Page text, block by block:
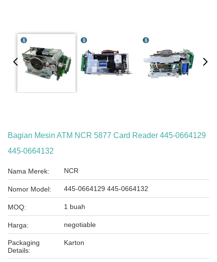
Bagian Mesin ATM NCR 5877 Card Reader 445-0664129
445-0664132
Nama Merek: NCR
Nomor Model: 445-0664129 445-0664132
MOQ: 1 buah
Harga: negotiable
Packaging
Details:
Karton